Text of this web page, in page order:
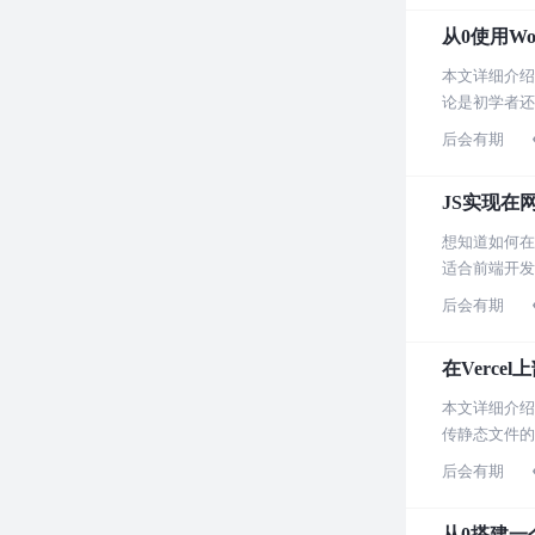
从0使用
本文详细介
论是初学者
后会有期
JS实现在
想知道如何
适合前端开
后会有期
在Vercel
本文详细介
传静态文件
后会有期